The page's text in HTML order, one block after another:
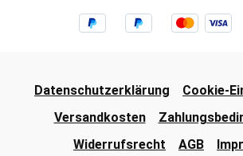
Datenschutzerklärung
Cookie-
Versandkosten
Widerrufsrecht
AGB